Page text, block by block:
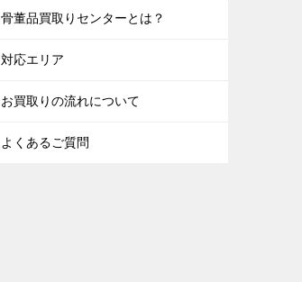
骨董品買取りセンターとは？
対応エリア
お買取りの流れについて
よくあるご質問